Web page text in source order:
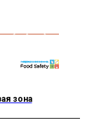
зона